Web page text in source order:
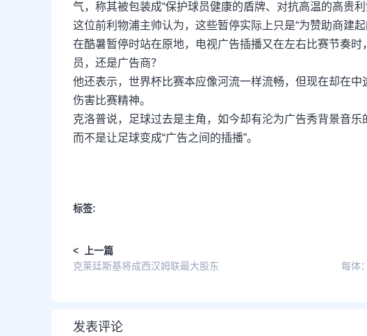
气，称其被包装成“保护球员健康的盾牌、对抗高温的高贵利
这位前利物浦主帅认为，这些暂停实际上只是“为赞助商建
在酷暑暂停时站在原地，电视广告插播又在左右比赛节奏
员，还是广告商？
他还表示，世界杯比赛本应像河流一样流畅，但现在却在
伤害比赛精神。
克洛普说，足球过去是主角，如今却有沦为广告秀背景音乐
而不是让足球变成“广告之间的插播”。
标签:
< 上一篇
克莱廷斯基将成西汉姆联最大股东
每体
发表评论